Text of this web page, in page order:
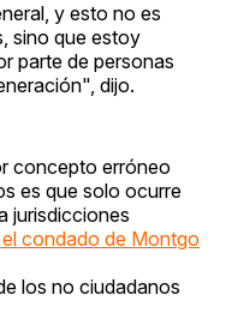
y esto no es
sino que estoy
parte de personas
dijo.
concepto erróneo
es que solo ocurre
jurisdicciones
condado de Montgo
los no ciudadanos